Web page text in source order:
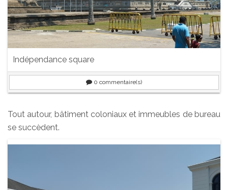
Indépendance square
0 commentaire(s)
Tout autour, bâtiment coloniaux et immeubles de bureau
se succèdent.